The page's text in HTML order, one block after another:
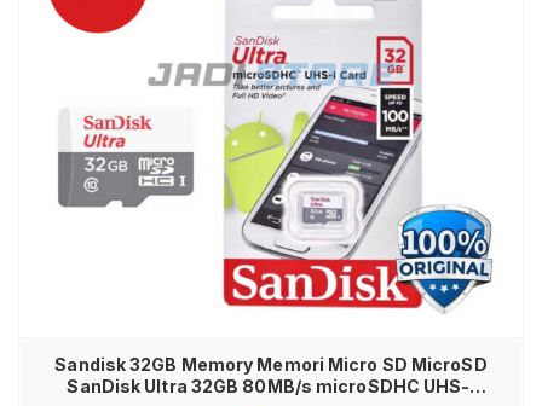
Sandisk 32GB Memory Memori Micro SD MicroSD
SanDisk Ultra 32GB 80MB/s microSDHC UHS-I